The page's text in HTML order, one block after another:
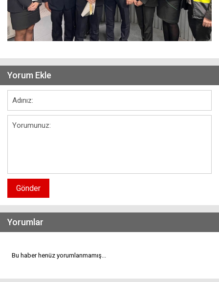
Yorum Ekle
Gönder
Yorumlar
Bu haber henüz yorumlanmamış...